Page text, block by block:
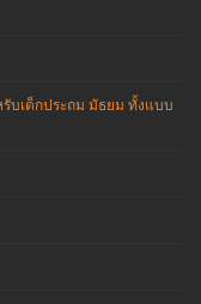
บเด็กประถม มัธยม ทั้งแบบ